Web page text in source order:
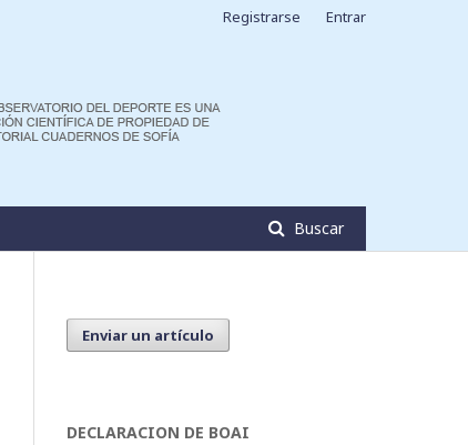
Buscar
Registrarse Entrar
Enviar un artículo
DECLARACION DE BOAI